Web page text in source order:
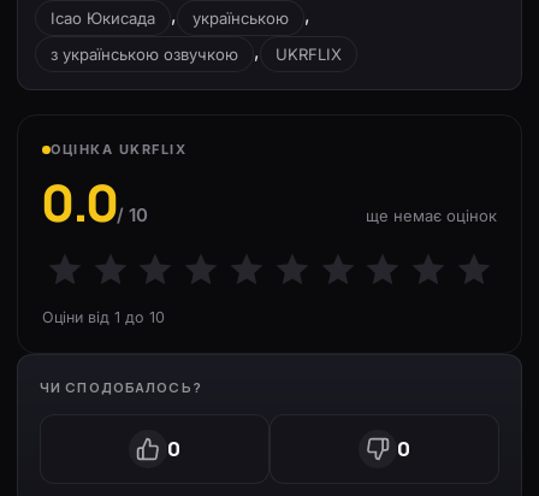
Ісао Юкисада , українською ,
з українською озвучкою , UKRFLIX
ОЦІНКА UKRFLIX
0.0/ 10 ще немає оцінок
Оціни від 1 до 10
ЧИ СПОДОБАЛОСЬ?
0 0